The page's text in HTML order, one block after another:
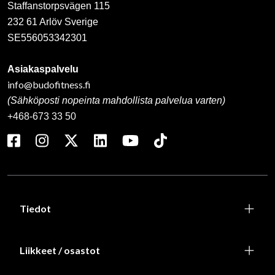
Staffanstorpsvägen 115
232 61 Arlöv Sverige
SE556053342301
Asiakaspalvelu
info@budofitness.fi
(Sähköposti nopeinta mahdollista palvelua varten)
+468-673 33 50
Tiedot
Liikkeet / osastot